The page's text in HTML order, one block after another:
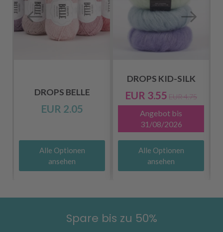
DROPS BELLE
EUR 2.05
Alle Optionen
ansehen
DROPS KID-SILK
EUR 3.55 EUR 4.75
Angebot bis
31/08/2026
Alle Optionen
ansehen
Spare bis zu 50%